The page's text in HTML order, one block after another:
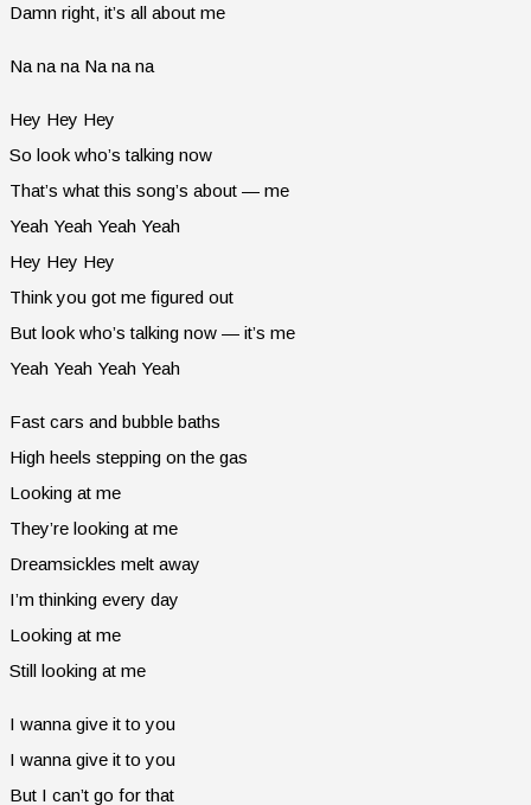
Damn right, it’s all about me
Na na na Na na na
Hey Hey Hey
So look who’s talking now
That’s what this song’s about — me
Yeah Yeah Yeah Yeah
Hey Hey Hey
Think you got me figured out
But look who’s talking now — it’s me
Yeah Yeah Yeah Yeah
Fast cars and bubble baths
High heels stepping on the gas
Looking at me
They’re looking at me
Dreamsickles melt away
I’m thinking every day
Looking at me
Still looking at me
I wanna give it to you
I wanna give it to you
But I can’t go for that